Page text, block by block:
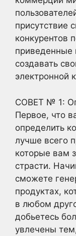
присутствие
конкурентов
создавать
электронной
СОВЕТ № 1:
Первое, что
определить
лучше всего
которые вам
страсти.
сможете
продуктах,
в любом
добьетесь
увлечены